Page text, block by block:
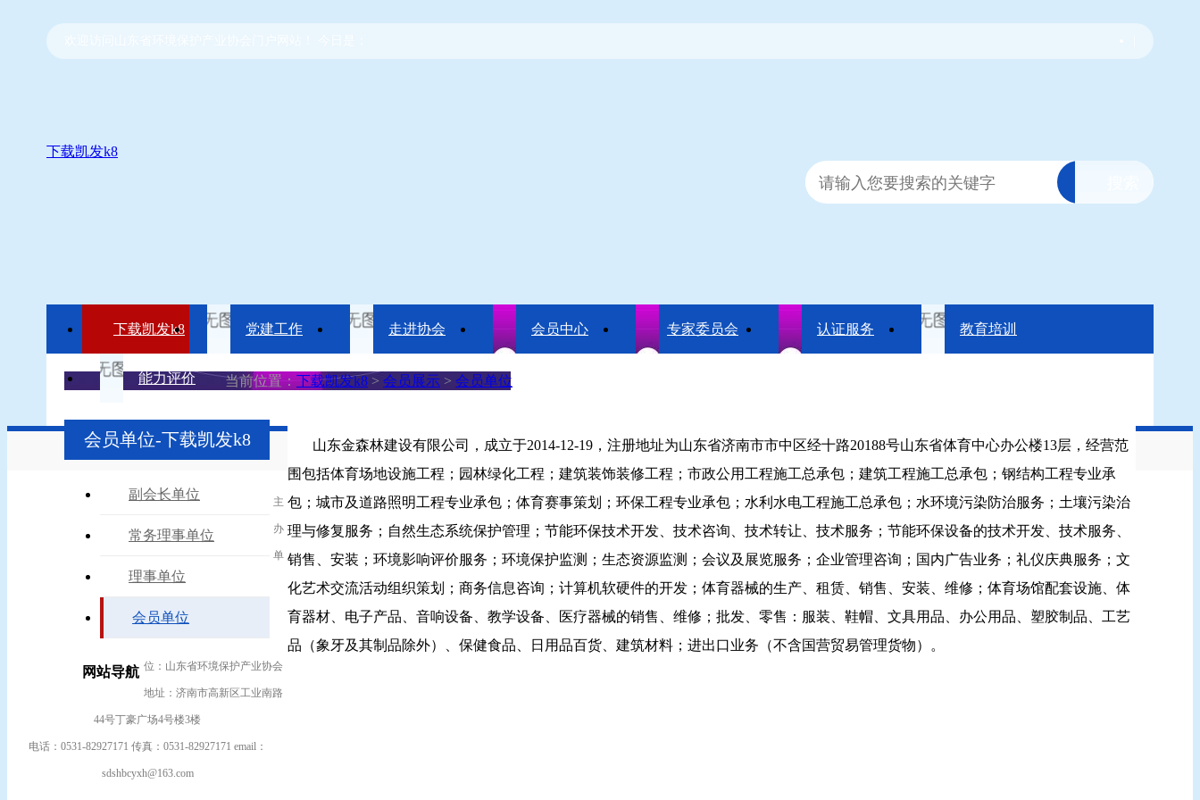
下载凯发k8
下载凯发k8 党建工作 走进协会 会员中心 专家委员会 认证服务 教育培训
能力评价 当前位置： 下载凯发k8 > 会员展示 > 会员单位
会员单位-下载凯发k8
副会长单位
常务理事单位
理事单位
会员单位
山东金森林建设有限公司，成立于2014-12-19，注册地址为山东省济南市市中区经十路20188号山东省体育中心办公楼13层，经营范
围包括体育场地设施工程；园林绿化工程；建筑装饰装修工程；市政公用工程施工总承包；建筑工程施工总承包；钢结构工程专业承
包；城市及道路照明工程专业承包；体育赛事策划；环保工程专业承包；水利水电工程施工总承包；水环境污染防治服务；土壤污染治
理与修复服务；自然生态系统保护管理；节能环保技术开发、技术咨询、技术转让、技术服务；节能环保设备的技术开发、技术服务、
销售、安装；环境影响评价服务；环境保护监测；生态资源监测；会议及展览服务；企业管理咨询；国内广告业务；礼仪庆典服务；文
化艺术交流活动组织策划；商务信息咨询；计算机软硬件的开发；体育器械的生产、租赁、销售、安装、维修；体育场馆配套设施、体
育器材、电子产品、音响设备、教学设备、医疗器械的销售、维修；批发、零售：服装、鞋帽、文具用品、办公用品、塑胶制品、工艺
品（象牙及其制品除外）、保健食品、日用品百货、建筑材料；进出口业务（不含国营贸易管理货物）。
网站导航
主
办
单
位：山东省环境保护产业协会
地址：济南市高新区工业南路
44号丁豪广场4号楼3楼
电话：0531-82927171 传真：0531-82927171 email：
sdshbcyxh@163.com